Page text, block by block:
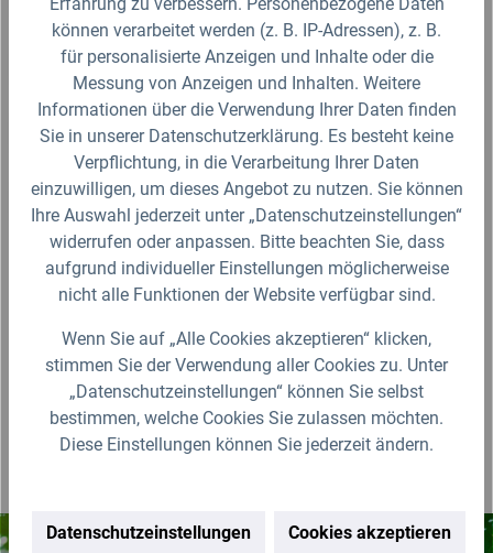
Sicherheitsdatenblatt
Fragen zum Artikel?
Produktbewertungen
Für die Darstellung des Artikelbildes verwenden wir eine zufällig
gewählte Artikelgröße als Beispielabbildung. Die Abbildungen,
technischen Daten, Maßangaben in Millimeter, Gewichtsangaben in
Definition und der Verwendungszweck des Artikels sowie die Nutzmaße
sind ausschließlich der Darstellungsunterstützung von uns
bereitgestellt. Wir behalten uns jederzeit Änderungen ohne Ankündigung
können verarbeitet werden (z. B. IP-Adressen), z. B.
für personalisierte Anzeigen und Inhalte oder die
Messung von Anzeigen und Inhalten. Weitere
Informationen über die Verwendung Ihrer Daten finden
Sie in unserer Datenschutzerklärung. Es besteht keine
Verpflichtung, in die Verarbeitung Ihrer Daten
einzuwilligen, um dieses Angebot zu nutzen. Sie können
Ihre Auswahl jederzeit unter „Datenschutzeinstellungen“
widerrufen oder anpassen. Bitte beachten Sie, dass
aufgrund individueller Einstellungen möglicherweise
nicht alle Funktionen der Website verfügbar sind.
Wenn Sie auf „Alle Cookies akzeptieren“ klicken,
stimmen Sie der Verwendung aller Cookies zu. Unter
„Datenschutzeinstellungen“ können Sie selbst
bestimmen, welche Cookies Sie zulassen möchten.
Diese Einstellungen können Sie jederzeit ändern.
Datenschutzeinstellungen Cookies akzeptieren